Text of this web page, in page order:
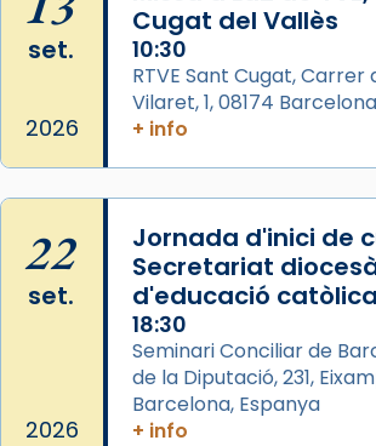
L’arquebisbe de Barcelona, el
Josep Omella, ha presidit la
concelebrat el bisbe auxiliar de
Mons. David Abadías.
📸 Dr. G. Simón
Arquebisbat de Barcelona
2 weeks ago
Memòria de les santes Juliana i
Semproniana, verges i màrtirs.
Acompanyant la història de
set.
2026
Cugat del Vallès
10:30
RTVE Sant Cugat, Carrer
Vilaret, 1, 08174
+ info
22
set.
2026
Jornada d'inici de
Secretariat
d'educació catòlica
18:30
Seminari Conciliar de
de la Diputació, 231,
Barcelona, Espanya
+ info